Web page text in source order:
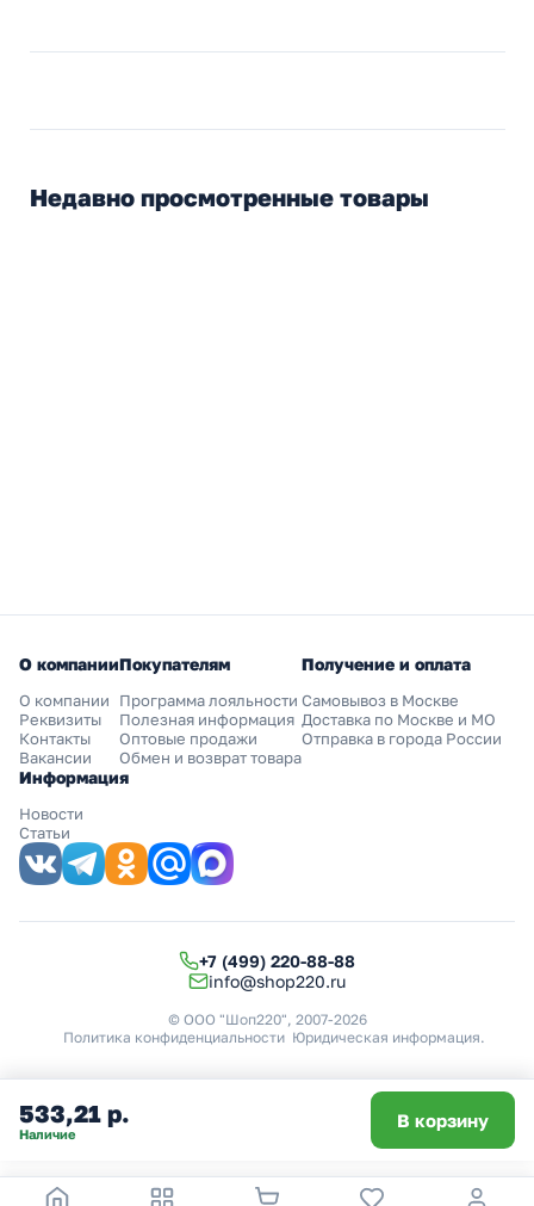
Недавно просмотренные товары
533,21 р.
Наличие
В корзину
О компании
О компании
Реквизиты
Контакты
Вакансии
Покупателям
Программа лояльности
Полезная информация
Оптовые продажи
Обмен и возврат товара
Получение и оплата
Самовывоз в Москве
Доставка по Москве и МО
Отправка в города России
Информация
Новости
Статьи
+7 (499) 220-88-88
info@shop220.ru
© ООО "Шоп220", 2007-2026
Политика конфиденциальности Юридическая информация.